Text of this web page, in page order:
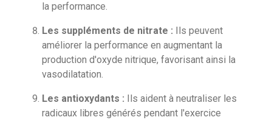
la performance.
Les suppléments de nitrate : Ils peuvent
améliorer la performance en augmentant la
production d'oxyde nitrique, favorisant ainsi la
vasodilatation.
Les antioxydants : Ils aident à neutraliser les
radicaux libres générés pendant l'exercice